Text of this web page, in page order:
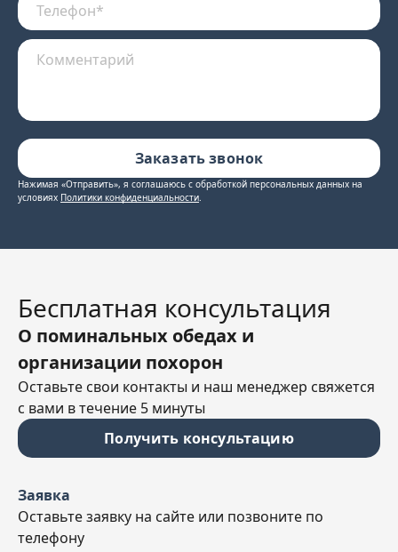
Салат «Дачный» 260 ₽
Капуста, морковь по-корейски, куриное филе, майонез, зелень
Салаты
Салат «Витаминный» 100 г200 ₽
Заказать звонок
Нажимая «Отправить», я соглашаюсь c обработкой персональных данных на
условиях Политики конфиденциальности.
Бесплатная консультация
О поминальных обедах и
организации похорон
Оставьте свои контакты и наш менеджер свяжется
с вами в течение 5 минуты
Получить консультацию
Заявка
Оставьте заявку на сайте или позвоните по
телефону